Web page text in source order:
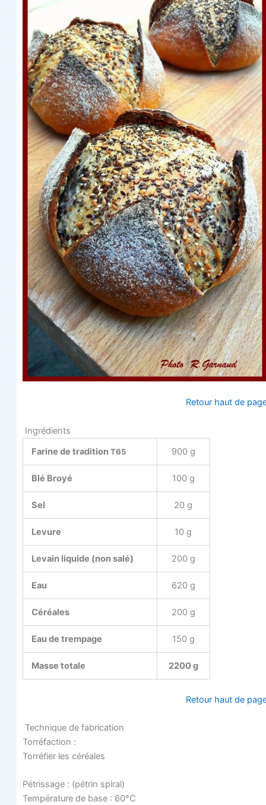
Retour haut de
Ingrédients
Farine de tra­di­tionT65 900 g
Blé Broyé 100 g
Sel 20 g
Levure 10 g
Levain liquide (non salé) 200 g
Eau 620 g
Céréales 200 g
Eau de trempage 150 g
Masse totale 2200 g
Retour haut de
Tech­nique de fabrication
Tor­ré­fac­tion :
Tor­ré­fier les céréales
Pétris­sage : (pétrin spiral)
Tem­pé­ra­ture de base : 60°C